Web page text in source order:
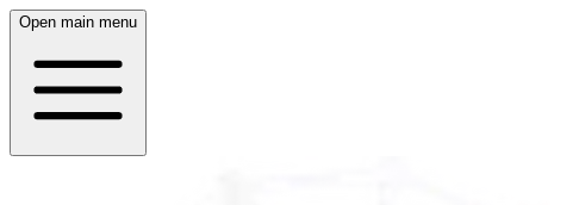
Open main menu